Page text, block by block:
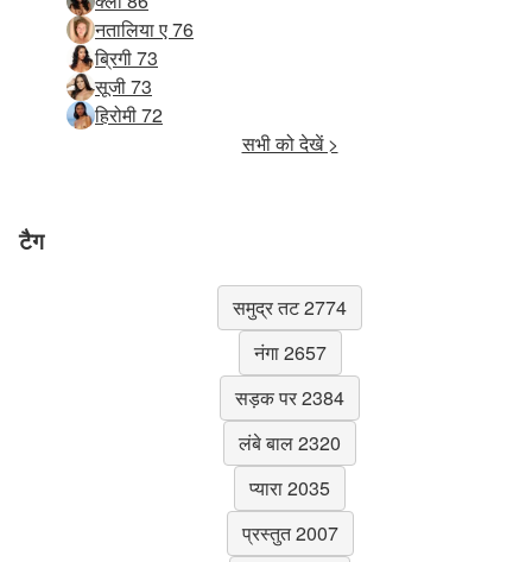
नतालिया ए 76
ब्रिगी 73
सूजी 73
हिरोमी 72
सभी को देखें >
टैग
समुद्र तट 2774
नंगा 2657
सड़क पर 2384
लंबे बाल 2320
प्यारा 2035
प्रस्तुत 2007